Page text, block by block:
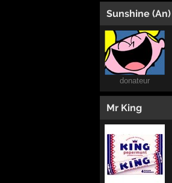
Sunshine (An)
donateur
Mr King